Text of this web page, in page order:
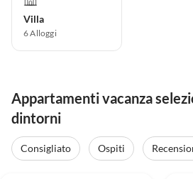
Villa
6Alloggi
Appartamenti vacanza
dintorni
Consigliato Ospiti